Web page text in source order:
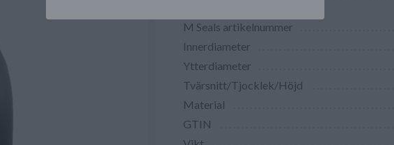
M Seals artikelnummer
Innerdiameter
Ytterdiameter
Tvärsnitt/Tjocklek/Höjd
Material
GTIN